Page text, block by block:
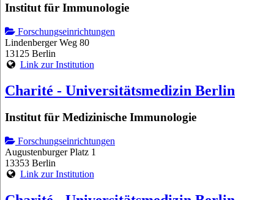
Institut für Immunologie
Forschungseinrichtungen
Lindenberger Weg 80
13125 Berlin
Link zur Institution
Charité - Universitätsmedizin Berlin
Institut für Medizinische Immunologie
Forschungseinrichtungen
Augustenburger Platz 1
13353 Berlin
Link zur Institution